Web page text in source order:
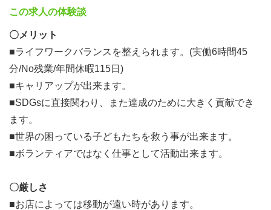
【仕事内容】
のないお仕事ですがSDGs先進国では
人気職業ランキングに入るほどの人気のあるお仕事です。
NPO法人（特定非営利活動法人）や公益財団法人など、
非営利団体が活動資金を集めることを
「ファンドレイジング 」といい、その担当者を「ファンド
レイザー
（街頭、商業施設、イベント会場など）街ゆく通りがかり
の、おひとりおひとりにお声がけし、
す。
この求人の体験談
〇メリット
■ライフワークバランスを整えられます。(実働6時間45
分/No残業/年間休暇115日)
■キャリアップが出来ます。
■SDGsに直接関わり、また達成のために大きく貢献でき
ます。
■世界の困っている子どもたちを救う事が出来ます。
■ボランティアではなく仕事として活動出来ます。
〇厳しさ
■お店によっては移動が遠い時があります。